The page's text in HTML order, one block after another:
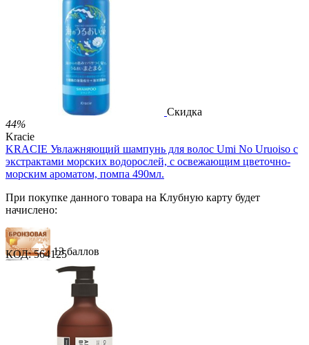
33 балла
1 486.00 Р
за 1.00 мл

Скидка
44%
Kracie
KRACIE Увлажняющий шампунь для волос Umi No Uruoiso с
экстрактами морских водорослей, с освежающим цветочно-
морским ароматом, помпа 490мл.
При покупке данного товара на Клубную карту будет
начислено:
13 баллов
20 баллов
33 балла
724.00 Р
за 1.00 мл
КОД: 564125